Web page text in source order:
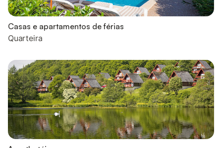
Casas e apartamentos de férias
Quarteira